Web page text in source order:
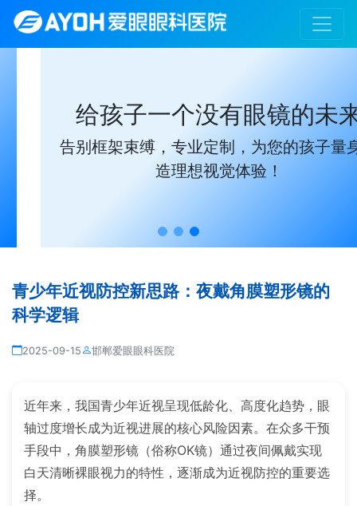
给孩子一个没有眼镜的未来
告别框架束缚，专业定制，为您的孩子量身打
造理想视觉体验！
青少年近视防控新思路：夜戴角膜塑形镜的
科学逻辑
2025-09-15 邯郸爱眼眼科医院
近年来，我国青少年近视呈现低龄化、高度化趋势，眼
轴过度增长成为近视进展的核心风险因素。在众多干预
手段中，角膜塑形镜（俗称OK镜）通过夜间佩戴实现
白天清晰裸眼视力的特性，逐渐成为近视防控的重要选
择。